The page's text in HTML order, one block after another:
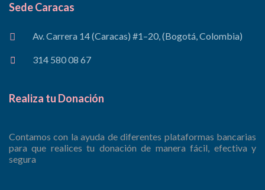
Sede Caracas
Av. Carrera 14 (Caracas) #1–20, (Bogotá, Colombia)
314 580 08 67
Realiza tu Donación
Contamos con la ayuda de diferentes plataformas bancarias
para que realices tu donación de manera fácil, efectiva y
segura